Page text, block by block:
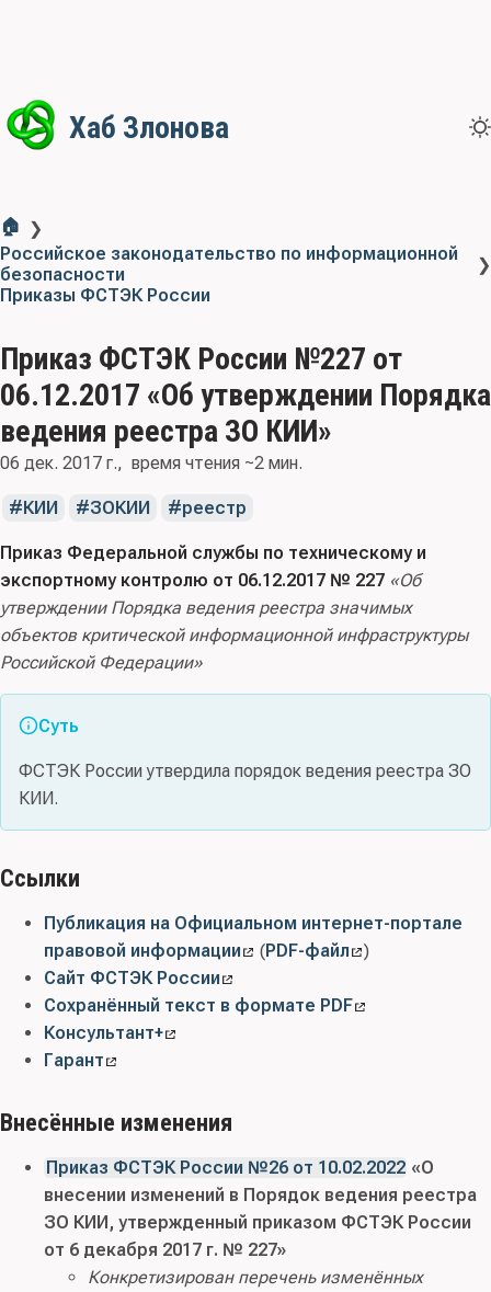
Хаб Злонова
🏠 ❯
Российское законодательство по информационной
безопасности
❯
Приказы ФСТЭК России
Приказ ФСТЭК России №227 от
06.12.2017 «Об утверждении Порядка
ведения реестра ЗО КИИ»
06 дек. 2017 г. время чтения ~2 мин.
КИИ ЗОКИИ реестр
Приказ Федеральной службы по техническому и
экспортному контролю от 06.12.2017 № 227 «Об
утверждении Порядка ведения реестра значимых
объектов критической информационной инфраструктуры
Российской Федерации»
Суть
ФСТЭК России утвердила порядок ведения реестра ЗО
КИИ.
Ссылки
Публикация на Официальном интернет-портале
правовой информации
(PDF-файл
)
Сайт ФСТЭК России
Сохранённый текст в формате PDF
Консультант+
Гарант
Внесённые изменения
Приказ ФСТЭК России №26 от 10.02.2022 «О
внесении изменений в Порядок ведения реестра
ЗО КИИ, утвержденный приказом ФСТЭК России
от 6 декабря 2017 г. № 227»
Конкретизирован перечень изменённых